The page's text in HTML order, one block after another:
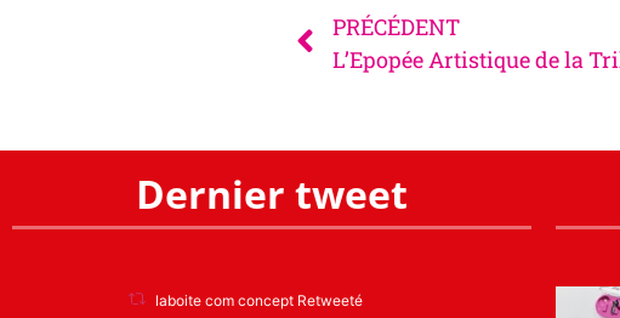
PRÉCÉDENT
L’Epopée Artistique de la
Dernier tweet
laboite com concept Retweeté